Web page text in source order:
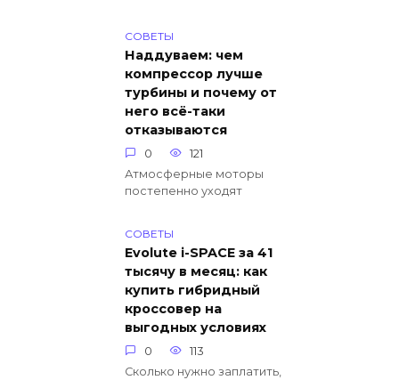
СОВЕТЫ
Наддуваем: чем
компрессор лучше
турбины и почему от
него всё-таки
отказываются
0
121
Атмосферные моторы
постепенно уходят
СОВЕТЫ
Evolute i-SPACE за 41
тысячу в месяц: как
купить гибридный
кроссовер на
выгодных условиях
0
113
Сколько нужно заплатить,